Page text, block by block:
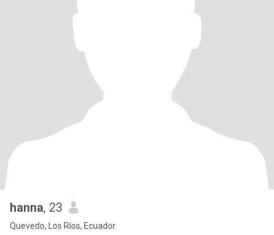
hanna, 23
Quevedo, Los Ríos, Ecuador